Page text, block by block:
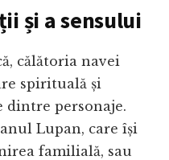
și a sensului
călătoria navei
spirituală și
personaje.
Lupan, care își
familială, sau